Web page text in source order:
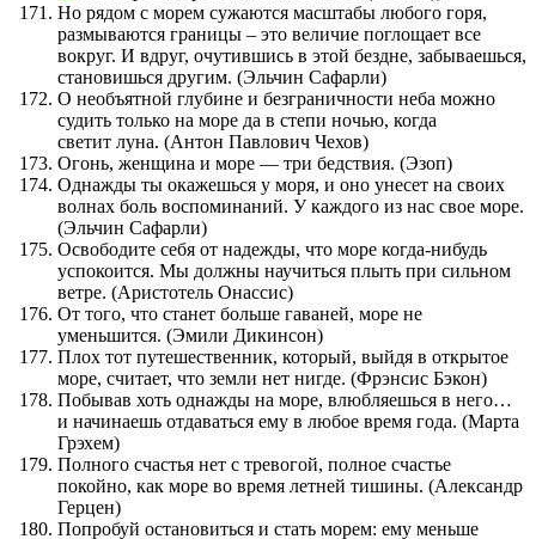
Но рядом с морем сужаются масштабы любого горя,
размываются границы – это величие поглощает все
вокруг. И вдруг, очутившись в этой бездне, забываешься,
становишься другим. (Эльчин Сафарли)
О необъятной глубине и безграничности неба можно
судить только на море да в степи ночью, когда
светит луна. (Антон Павлович Чехов)
Огонь, женщина и море — три бедствия. (Эзоп)
Однажды ты окажешься у моря, и оно унесет на своих
волнах боль воспоминаний. У каждого из нас свое море.
(Эльчин Сафарли)
Освободите себя от надежды, что море когда-нибудь
успокоится. Мы должны научиться плыть при сильном
ветре. (Аристотель Онассис)
От того, что станет больше гаваней, море не
уменьшится. (Эмили Дикинсон)
Плох тот путешественник, который, выйдя в открытое
море, считает, что земли нет нигде. (Фрэнсис Бэкон)
Побывав хоть однажды на море, влюбляешься в него…
и начинаешь отдаваться ему в любое время года. (Марта
Грэхем)
Полного счастья нет с тревогой, полное счастье
покойно, как море во время летней тишины. (Александр
Герцен)
Попробуй остановиться и стать морем: ему меньше